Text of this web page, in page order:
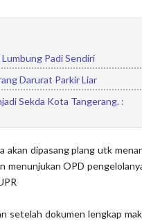
Padi Sendiri
Darurat Parkir Liar
Sekda Kota Tangerang. :
dipasang plang utk
OPD
setelah dokumen lengkap